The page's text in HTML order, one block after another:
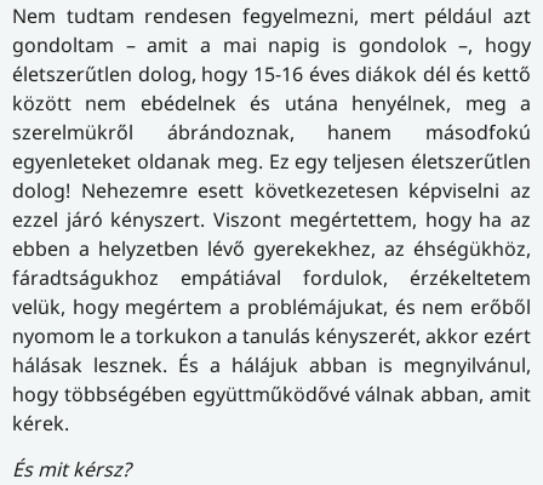
Nem tudtam rendesen fegyelmezni, mert például azt
gondoltam – amit a mai napig is gondolok –, hogy
életszerűtlen dolog, hogy 15-16 éves diákok dél és kettő
között nem ebédelnek és utána henyélnek, meg a
szerelmükről ábrándoznak, hanem másodfokú
egyenleteket oldanak meg. Ez egy teljesen életszerűtlen
dolog! Nehezemre esett következetesen képviselni az
ezzel járó kényszert. Viszont megértettem, hogy ha az
ebben a helyzetben lévő gyerekekhez, az éhségükhöz,
fáradtságukhoz empátiával fordulok, érzékeltetem
velük, hogy megértem a problémájukat, és nem erőből
nyomom le a torkukon a tanulás kényszerét, akkor ezért
hálásak lesznek. És a hálájuk abban is megnyilvánul,
hogy többségében együttműködővé válnak abban, amit
kérek.
És mit kérsz?